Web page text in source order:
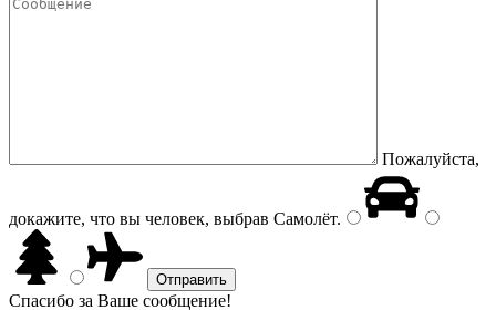
Пожалуйста,
докажите, что вы человек, выбрав Самолёт.
Спасибо за Ваше сообщение!